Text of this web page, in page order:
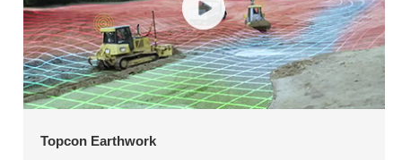
Topcon Earthwork